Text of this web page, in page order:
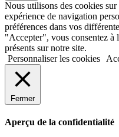
Nous utilisons des cookies
expérience de navigation
préférences dans vos
"Accepter", vous consentez à
présents sur notre site.
Personnaliser les cookies
Fermer
Aperçu de la confidentialité